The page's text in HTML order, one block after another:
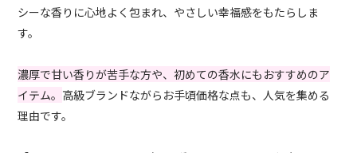
シーな香りに心地よく包まれ、やさしい幸福感をもたらしま
す。
濃厚で甘い香りが苦手な方や、初めての香水にもおすすめのア
イテム。 高級ブランドながらお手頃価格な点も、人気を集める
理由です。